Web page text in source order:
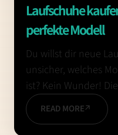
Laufschuhe
perfekte Modell
Du willst dir neue
unsicher, welches
ist? Kein Wunder!
READ MORE